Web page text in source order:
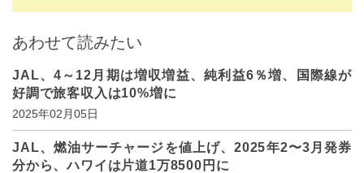
あわせて読みたい
JAL、4～12月期は増収増益、純利益6％増、国際線が
好調で旅客収入は10%増に
2025年02月05日
JAL、燃油サーチャージを値上げ、2025年2〜3月発券
分から、ハワイは片道1万8500円に